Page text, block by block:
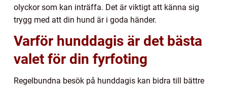
olyckor som kan inträffa. Det är viktigt att känna sig
trygg med att din hund är i goda händer.
Varför hunddagis är det bästa
valet för din fyrfoting
Regelbundna besök på hunddagis kan bidra till bättre